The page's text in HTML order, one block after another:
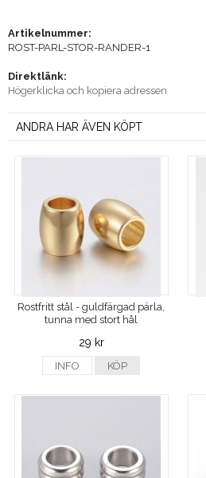
Artikelnummer:
ROST-PARL-STOR-RANDER-1
Direktlänk:
Högerklicka och kopiera adressen
ANDRA HAR ÄVEN KÖPT
Rostfritt stål - guldfärgad pärla,
tunna med stort hål
29 kr
INFO KÖP